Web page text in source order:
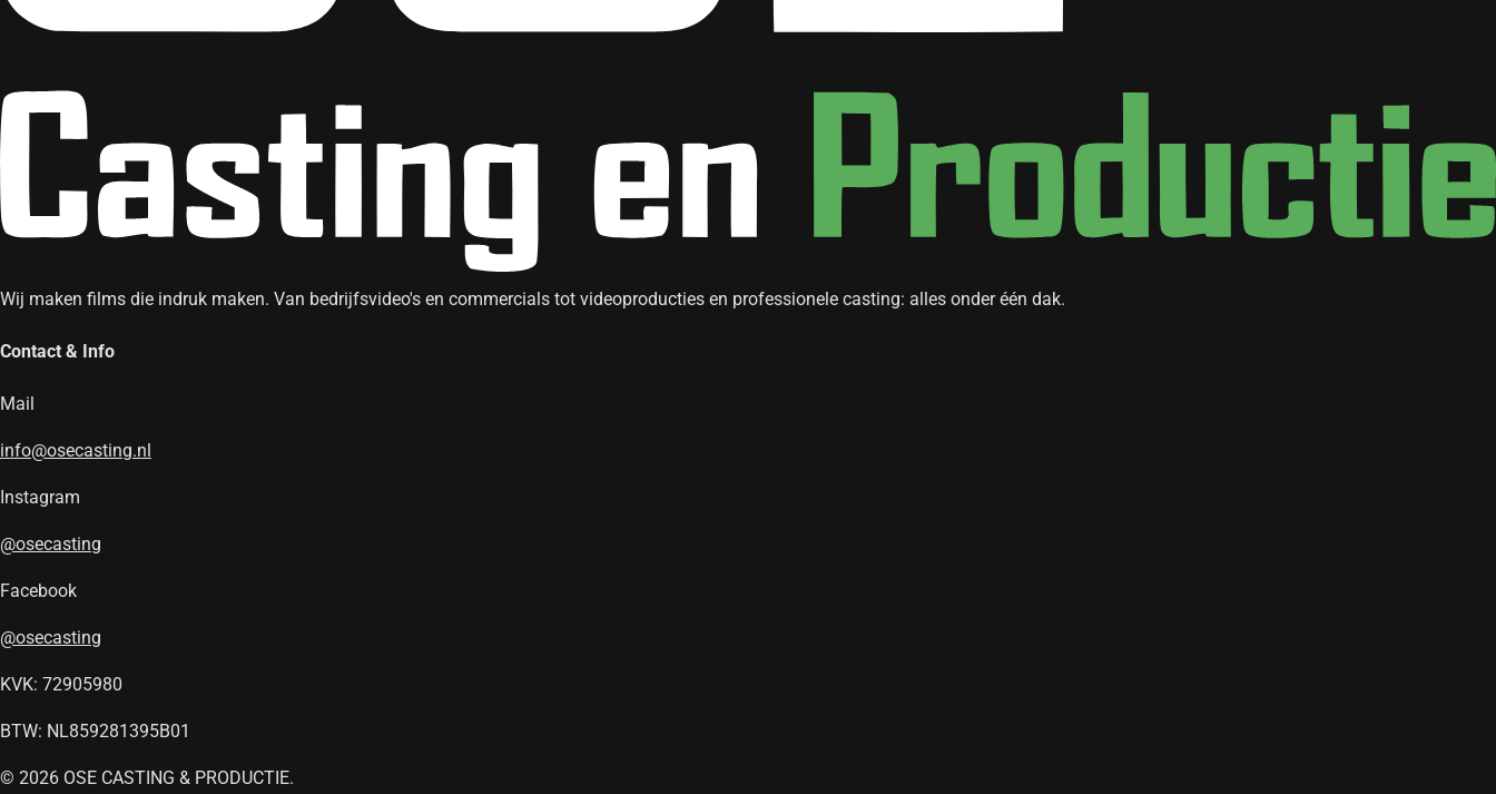
Wij maken films die indruk maken. Van bedrijfsvideo's en commercials tot videoproducties en professionele casting: alles onder één dak.
Contact & Info
Mail
info@osecasting.nl
Instagram
@osecasting
Facebook
@osecasting
KVK: 72905980
BTW: NL859281395B01
© 2026 OSE CASTING & PRODUCTIE.